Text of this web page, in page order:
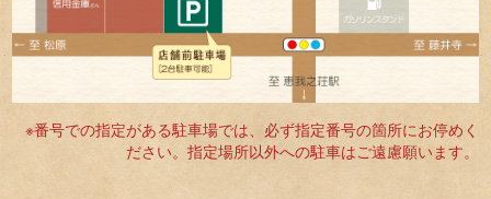
※番号での指定がある駐車場では、必ず指定番号の箇所にお停めく
ださい。指定場所以外への駐車はご遠慮願います。